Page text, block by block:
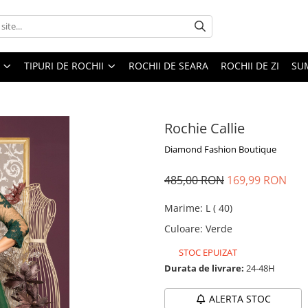
TIPURI DE ROCHII ROCHII DE SEARA ROCHII DE ZI
Rochie Callie
Diamond Fashion Boutique
485,00 RON 169,99 RON
Marime: L ( 40)
Culoare: Verde
STOC EPUIZAT
Durata de livrare: 24-48H
ALERTA STOC